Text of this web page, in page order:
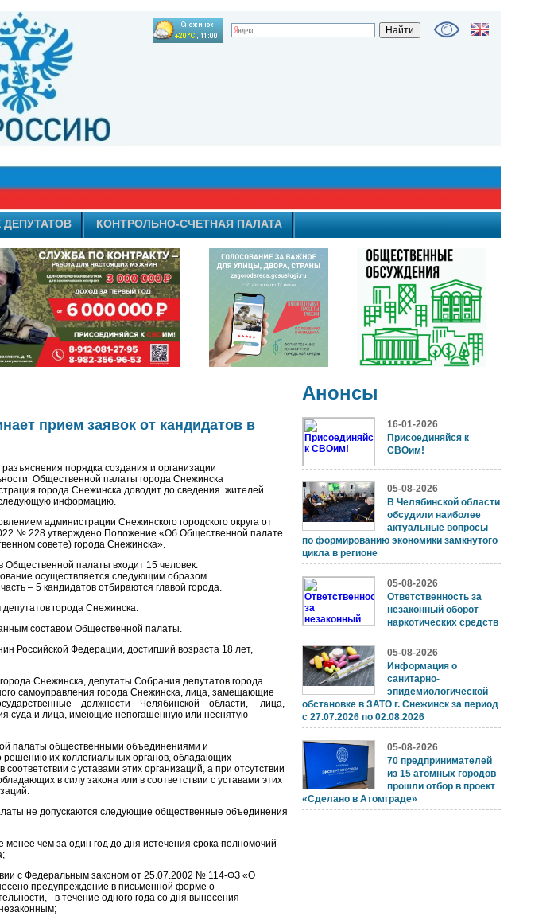
КОНТРОЛЬНО-СЧЕТНАЯ ПАЛАТА
прием заявок от кандидатов в
разъяснения порядка создания и организации
Общественной палаты города Снежинска
города Снежинска доводит до сведения жителей
информацию.
администрации Снежинского городского округа от
№ 228 утверждено Положение «Об Общественной палате
совете) города Снежинска».
Общественной палаты входит 15 человек.
осуществляется следующим образом.
– 5 кандидатов отбираются главой города.
города Снежинска.
составом Общественной палаты.
Российской Федерации, достигший возраста 18 лет,
Снежинска, депутаты Собрания депутатов города
самоуправления города Снежинска, лица, замещающие
должности Челябинской области, лица,
суда и лица, имеющие непогашенную или неснятую
общественными объединениями и
их коллегиальных органов, обладающих
с уставами этих организаций, а при отсутствии
в силу закона или в соответствии с уставами этих
не допускаются следующие общественные объединения
чем за один год до дня истечения срока полномочий
с Федеральным законом от 25.07.2002 № 114-ФЗ «О
предупреждение в письменной форме о
- в течение одного года со дня вынесения
Анонсы
16-01-2026
Присоединяйся к
СВОим!
05-08-2026
В Челябинской области
обсудили наиболее
актуальные вопросы
по формированию экономики замкнутого
цикла в регионе
05-08-2026
Ответственность за
незаконный оборот
наркотических средств
05-08-2026
Информация о
санитарно-
эпидемиологической
обстановке в ЗАТО г. Снежинск за период
с 27.07.2026 по 02.08.2026
05-08-2026
70 предпринимателей
из 15 атомных городов
прошли отбор в проект
«Сделано в Атомграде»